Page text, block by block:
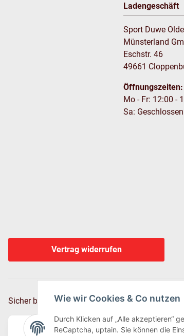
Wie wir Cookies & Co nutzen
Durch Klicken auf „Alle akzeptieren“
ReCaptcha, uptain. Sie können die
Ladengeschäft
Sport Duwe
Münsterland
Eschstr. 46
49661
Öffnungszeiten:
Mo - Fr: 12:00 -
Sa: Geschlossen
Vertrag widerrufen
Sicher bezahlen via: